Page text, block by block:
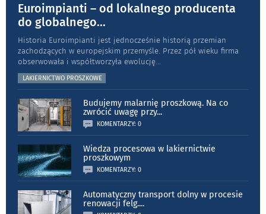
Euroimpianti – od lokalnego producenta
do globalnego...
Historia Euroimpianti jest jednocześnie historią przemian
zachodzących w europejskim przemyśle. Przez pół wieku firma
obserwowała i współtworzyła ewolucję
LAKIERNICTWO PROSZKOWE
Budujemy malarnię proszkową. Na co
zwrócić uwagę przy...
KOMENTARZY: 0
Wiedza procesowa w lakiernictwie
proszkowym
KOMENTARZY: 0
Automatyczny transport dolny w procesie
renowacji felg....